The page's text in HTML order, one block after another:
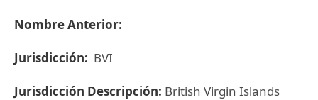
Nombre Anterior:
Jurisdicción: BVI
Jurisdicción Descripción: British Virgin Islands